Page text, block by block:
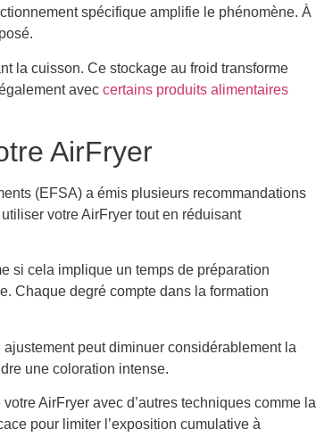
spécifique amplifie le phénomène. À
la cuisson. Ce stockage au froid transforme
avec certains produits alimentaires
AirFryer
(EFSA) a émis plusieurs recommandations
votre AirFryer tout en réduisant
si cela implique un temps de préparation
Chaque degré compte dans la formation
peut diminuer considérablement la
une coloration intense.
AirFryer avec d’autres techniques comme la
pour limiter l’exposition cumulative à